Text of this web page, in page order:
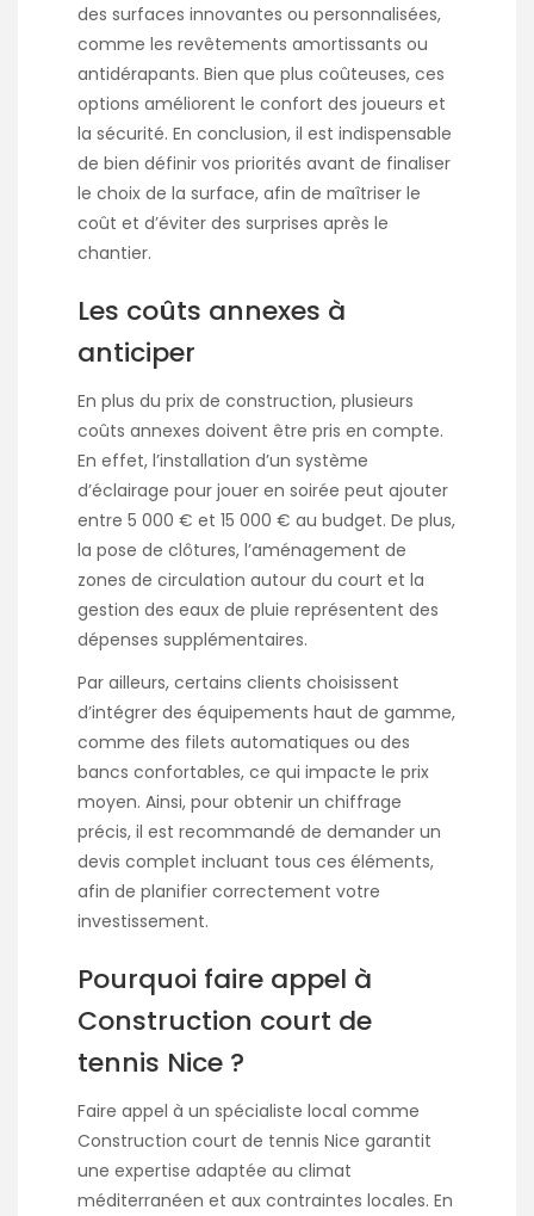
des surfaces innovantes ou personnalisées,
comme les revêtements amortissants ou
antidérapants. Bien que plus coûteuses, ces
options améliorent le confort des joueurs et
la sécurité. En conclusion, il est indispensable
de bien définir vos priorités avant de finaliser
le choix de la surface, afin de maîtriser le
coût et d’éviter des surprises après le
chantier.
Les coûts annexes à
anticiper
En plus du prix de construction, plusieurs
coûts annexes doivent être pris en compte.
En effet, l’installation d’un système
d’éclairage pour jouer en soirée peut ajouter
entre 5 000 € et 15 000 € au budget. De plus,
la pose de clôtures, l’aménagement de
zones de circulation autour du court et la
gestion des eaux de pluie représentent des
dépenses supplémentaires.
Par ailleurs, certains clients choisissent
d’intégrer des équipements haut de gamme,
comme des filets automatiques ou des
bancs confortables, ce qui impacte le prix
moyen. Ainsi, pour obtenir un chiffrage
précis, il est recommandé de demander un
devis complet incluant tous ces éléments,
afin de planifier correctement votre
investissement.
Pourquoi faire appel à
Construction court de
tennis Nice ?
Faire appel à un spécialiste local comme
Construction court de tennis Nice garantit
une expertise adaptée au climat
méditerranéen et aux contraintes locales. En